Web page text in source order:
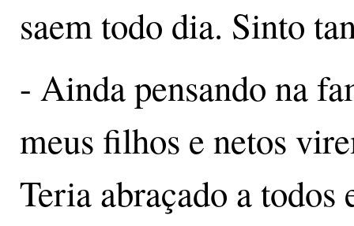
saem todo dia. Sinto
- Ainda pensando na
meus filhos e netos
Teria abraçado a